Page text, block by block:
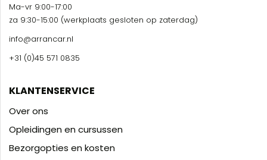
Ma-vr 9:00-17:00
za 9:30-15:00 (werkplaats gesloten op zaterdag)
info@arrancar.nl
+31 (0)45 571 0835
KLANTENSERVICE
Over ons
Opleidingen en cursussen
Bezorgopties en kosten